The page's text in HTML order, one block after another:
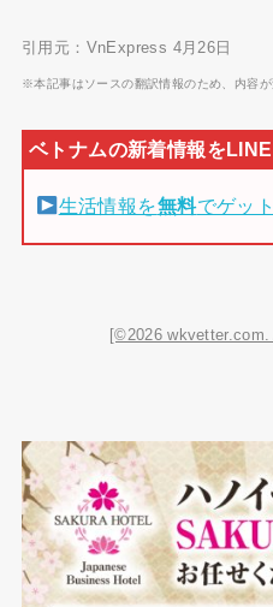
引用元：VnExpress 4月26日
※本記事はソースの翻訳情報のため、内容が
生活情報を無料でゲッ
[©2026